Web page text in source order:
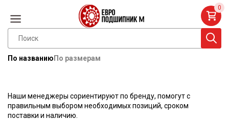
По названию По размерам
0
Наши менеджеры сориентируют по бренду, помогут с
правильным выбором необходимых позиций, сроком
поставки и наличию.